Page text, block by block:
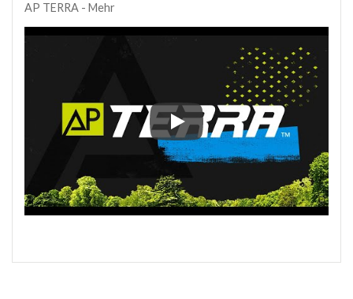
AP TERRA - Mehr
AP TERRA - Mehr